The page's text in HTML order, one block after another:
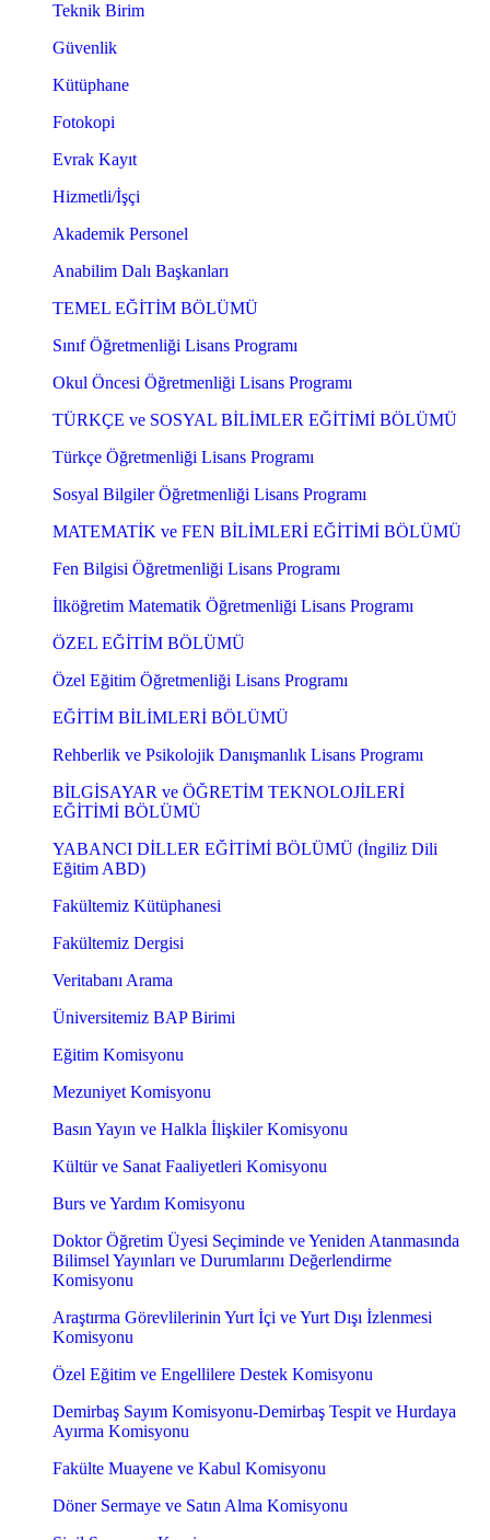
Teknik Birim
Güvenlik
Kütüphane
Fotokopi
Evrak Kayıt
Hizmetli/İşçi
Akademik Personel
Anabilim Dalı Başkanları
TEMEL EĞİTİM BÖLÜMÜ
Sınıf Öğretmenliği Lisans Programı
Okul Öncesi Öğretmenliği Lisans Programı
TÜRKÇE ve SOSYAL BİLİMLER EĞİTİMİ BÖLÜMÜ
Türkçe Öğretmenliği Lisans Programı
Sosyal Bilgiler Öğretmenliği Lisans Programı
MATEMATİK ve FEN BİLİMLERİ EĞİTİMİ BÖLÜMÜ
Fen Bilgisi Öğretmenliği Lisans Programı
İlköğretim Matematik Öğretmenliği Lisans Programı
ÖZEL EĞİTİM BÖLÜMÜ
Özel Eğitim Öğretmenliği Lisans Programı
EĞİTİM BİLİMLERİ BÖLÜMÜ
Rehberlik ve Psikolojik Danışmanlık Lisans Programı
BİLGİSAYAR ve ÖĞRETİM TEKNOLOJİLERİ
EĞİTİMİ BÖLÜMÜ
YABANCI DİLLER EĞİTİMİ BÖLÜMÜ (İngiliz Dili
Eğitim ABD)
Fakültemiz Kütüphanesi
Fakültemiz Dergisi
Veritabanı Arama
Üniversitemiz BAP Birimi
Eğitim Komisyonu
Mezuniyet Komisyonu
Basın Yayın ve Halkla İlişkiler Komisyonu
Kültür ve Sanat Faaliyetleri Komisyonu
Burs ve Yardım Komisyonu
Doktor Öğretim Üyesi Seçiminde ve Yeniden Atanmasında
Bilimsel Yayınları ve Durumlarını Değerlendirme
Komisyonu
Araştırma Görevlilerinin Yurt İçi ve Yurt Dışı İzlenmesi
Komisyonu
Özel Eğitim ve Engellilere Destek Komisyonu
Demirbaş Sayım Komisyonu-Demirbaş Tespit ve Hurdaya
Ayırma Komisyonu
Fakülte Muayene ve Kabul Komisyonu
Döner Sermaye ve Satın Alma Komisyonu